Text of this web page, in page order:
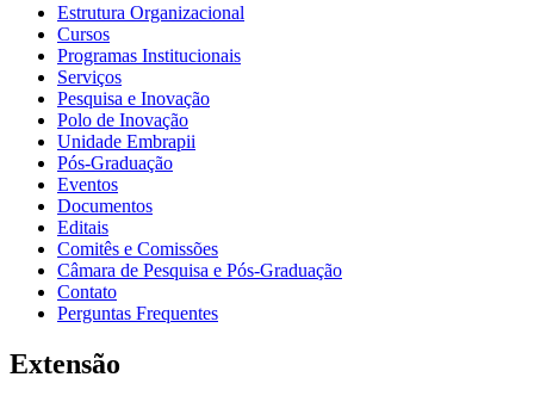
Estrutura Organizacional
Cursos
Programas Institucionais
Serviços
Pesquisa e Inovação
Polo de Inovação
Unidade Embrapii
Pós-Graduação
Eventos
Documentos
Editais
Comitês e Comissões
Câmara de Pesquisa e Pós-Graduação
Contato
Perguntas Frequentes
Extensão